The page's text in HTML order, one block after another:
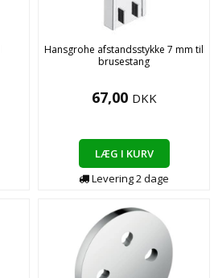
Hansgrohe afstandsstykke 7 mm til
brusestang
67,00 DKK
LÆG I KURV
Levering2dage